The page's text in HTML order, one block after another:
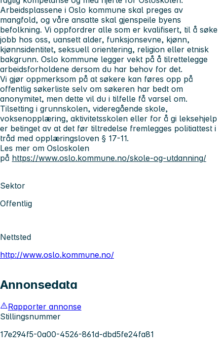
Arbeidsplassene i Oslo kommune skal preges av
mangfold, og våre ansatte skal gjenspeile byens
befolkning. Vi oppfordrer alle som er kvalifisert, til å søke
jobb hos oss, uansett alder, funksjonsevne, kjønn,
kjønnsidentitet, seksuell orientering, religion eller etnisk
bakgrunn. Oslo kommune legger vekt på å tilrettelegge
arbeidsforholdene dersom du har behov for det.
Vi gjør oppmerksom på at søkere kan føres opp på
offentlig søkerliste selv om søkeren har bedt om
anonymitet, men dette vil du i tilfelle få varsel om.
Tilsetting i grunnskolen, videregående skole,
voksenopplæring, aktivitetsskolen eller for å gi leksehjelp
er betinget av at det før tiltredelse fremlegges politiattest i
tråd med opplæringsloven § 17-11.
Les mer om Osloskolen
på https://www.oslo.kommune.no/skole-og-utdanning/
Sektor
Offentlig
Nettsted
http://www.oslo.kommune.no/
Annonsedata
Rapporter annonse
Stillingsnummer
17e294f5-0a00-4526-861d-dbd5fe24fa81